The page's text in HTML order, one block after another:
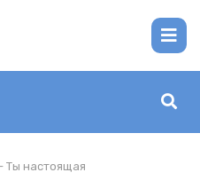
Ты настоящая